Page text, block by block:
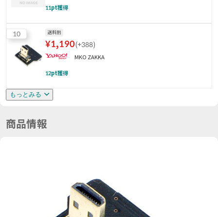
11pt獲得
10 送料別
¥1,190(+388)
MKO ZAKKA
12pt獲得
もっとみる
商品情報